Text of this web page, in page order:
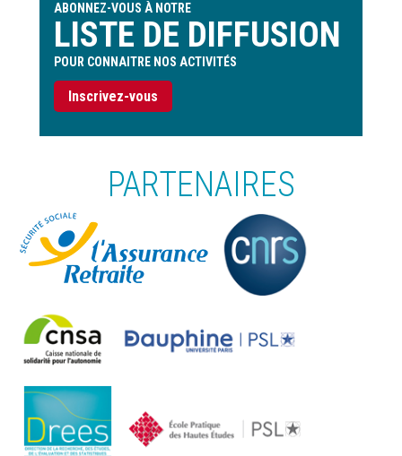
ABONNEZ-VOUS À NOTRE
LISTE DE DIFFUSION
POUR CONNAITRE NOS ACTIVITÉS
Inscrivez-vous
PARTENAIRES